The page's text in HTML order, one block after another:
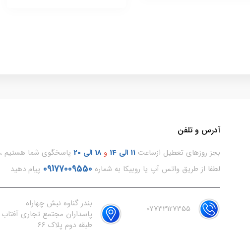
آدرس و تلفن
بجز روزهای تعطیل ازساعت 11 الی 14 و 18 الی 20
پاسخگوی شما هستیم ،
لطفا از طریق واتس آپ یا روبیکا به شماره 09177009550 پیام دهید
07733127355
بندر گناوه نبش چهاراه
پاسداران مجتمع تجاری آفتاب
طبقه دوم پلاک 66